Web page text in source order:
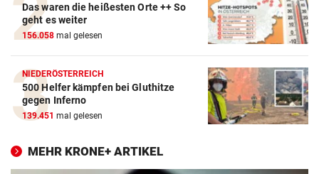
Das waren die heißesten Orte ++ So
geht es weiter
156.058 mal gelesen
NIEDERÖSTERREICH
500 Helfer kämpfen bei Gluthitze
gegen Inferno
139.451 mal gelesen
MEHR KRONE+ ARTIKEL